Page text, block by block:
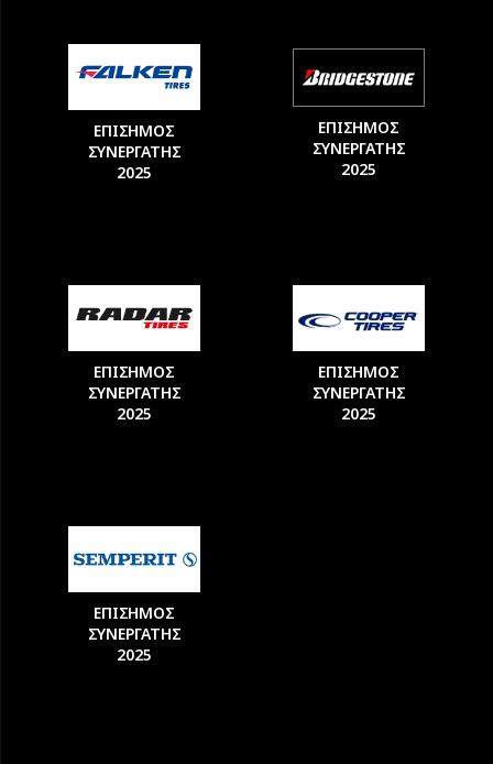
ΕΠΙΣΗΜΟΣ
ΣΥΝΕΡΓΑΤΗΣ
2025
ΕΠΙΣΗΜΟΣ
ΣΥΝΕΡΓΑΤΗΣ
2025
ΕΠΙΣΗΜΟΣ
ΣΥΝΕΡΓΑΤΗΣ
2025
ΕΠΙΣΗΜΟΣ
ΣΥΝΕΡΓΑΤΗΣ
2025
ΕΠΙΣΗΜΟΣ
ΣΥΝΕΡΓΑΤΗΣ
2025